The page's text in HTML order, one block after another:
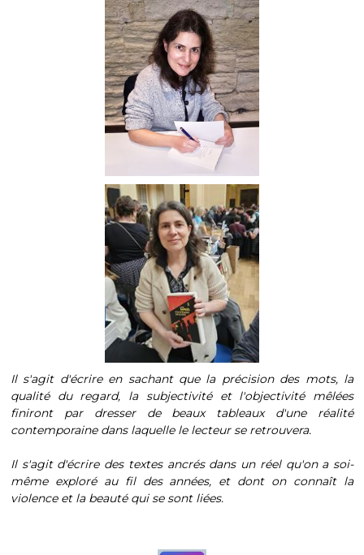
Il s'agit d'écrire en sachant que la précision des mots, la
qualité du regard, la subjectivité et l'objectivité mêlées
finiront par dresser de beaux tableaux d'une réalité
contemporaine dans laquelle le lecteur se retrouvera.
Il s'agit d'écrire des textes ancrés dans un réel qu'on a soi-
même exploré au fil des années, et dont on connaît la
violence et la beauté qui se sont liées.